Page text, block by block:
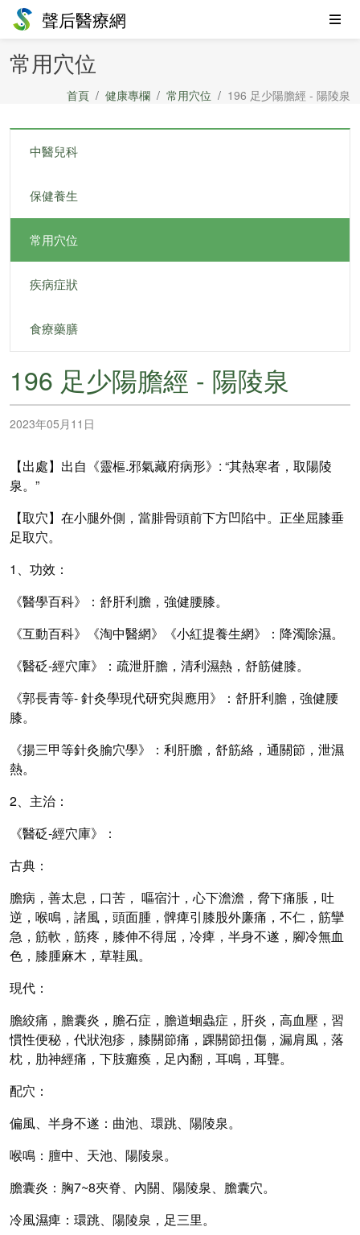
聲后醫療網
常用穴位
首頁 健康專欄 常用穴位 196 足少陽膽經 - 陽陵泉
中醫兒科
保健養生
常用穴位
疾病症狀
食療藥膳
196 足少陽膽經 - 陽陵泉
2023年05月11日
【出處】出自《靈樞.邪氣藏府病形》: “其熱寒者，取陽陵
泉。”
【取穴】在小腿外側，當腓骨頭前下方凹陷中。正坐屈膝垂
足取穴。
1、功效：
《醫學百科》：舒肝利膽，強健腰膝。
《互動百科》《淘中醫網》《小紅提養生網》：降濁除濕。
《醫砭-經穴庫》：疏泄肝膽，清利濕熱，舒筋健膝。
《郭長青等-針灸學現代研究與應用》： 舒肝利膽，強健腰
膝。
《揚三甲等針灸腧穴學》：利肝膽，舒筋絡，通關節，泄濕
熱。
2、主治：
《醫砭-經穴庫》：
古典：
膽病，善太息，口苦， 嘔宿汁，心下澹澹，脅下痛脹，吐
逆，喉鳴，諸風，頭面腫，髀痺引膝股外廉痛，不仁，筋攣
急，筋軟，筋疼，膝伸不得屈，冷痺，半身不遂，腳冷無血
色，膝腫麻木，草鞋風。
現代：
膽絞痛，膽囊炎，膽石症，膽道蛔蟲症，肝炎，高血壓，習
慣性便秘，代狀泡疹，膝關節痛，踝關節扭傷，漏肩風，落
枕，肋神經痛，下肢癱瘓，足內翻，耳鳴，耳聾。
配穴：
偏風、半身不遂： 曲池、環跳、陽陵泉。
喉鳴： 膻中、天池、陽陵泉。
膽囊炎： 胸7~8夾脊、內關、陽陵泉、膽囊穴。
冷風濕痺： 環跳、陽陵泉，足三里。